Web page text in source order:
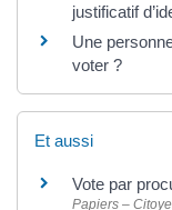
justificatif
Une
voter ?
Et aussi
Vote par
Papiers –